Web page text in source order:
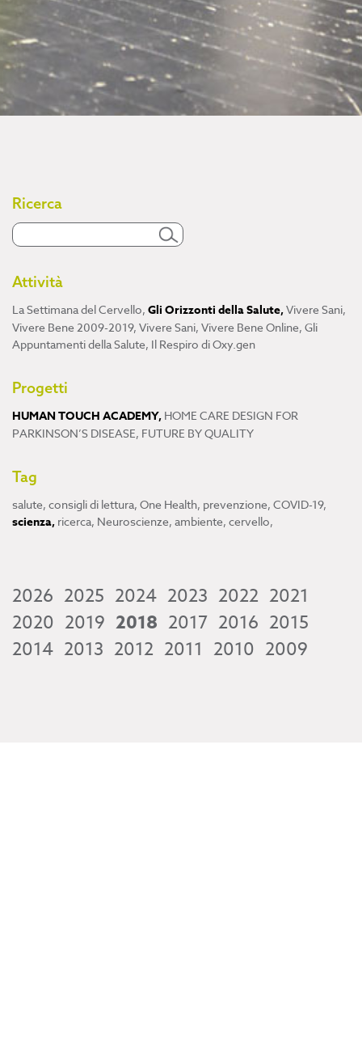
Ricerca
Attività
La Settimana del Cervello, Gli Orizzonti della Salute,Vivere Sani,
Vivere Bene 2009-2019, Vivere Sani, Vivere Bene Online, Gli
Appuntamenti della Salute, Il Respiro di Oxy.gen
Progetti
HUMAN TOUCH ACADEMY, HOME CARE DESIGN FOR
PARKINSON’S DISEASE, FUTURE BY QUALITY
Tag
salute, consigli di lettura, One Health, prevenzione, COVID-19,
scienza, ricerca, Neuroscienze, ambiente, cervello,
2026 2025 2024 2023 2022 2021
2020 2019 2018 2017 2016 2015
2014 2013 2012 2011 2010 2009